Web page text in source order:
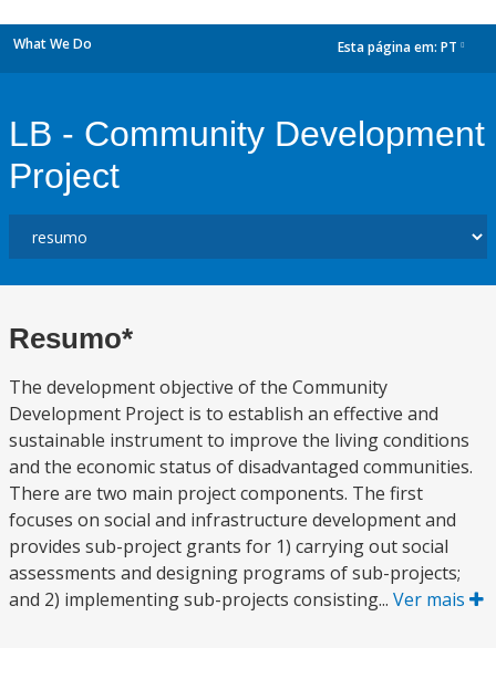
What We Do Esta página em: PT
LB - Community Development
Project
Resumo*
The development objective of the Community
Development Project is to establish an effective and
sustainable instrument to improve the living conditions
and the economic status of disadvantaged communities.
There are two main project components. The first
focuses on social and infrastructure development and
provides sub-project grants for 1) carrying out social
assessments and designing programs of sub-projects;
and 2) implementing sub-projects consisting... Ver mais